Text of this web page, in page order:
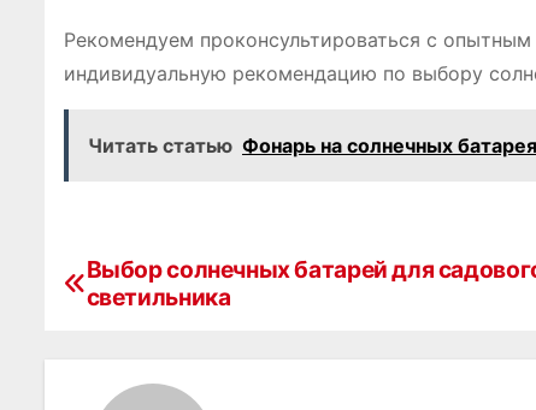
Рекомендуем проконсультироваться с
индивидуальную рекомендацию по выбору
Читать статью Фонарь на солнечных
НВыбор солнечных батарей для
светильника